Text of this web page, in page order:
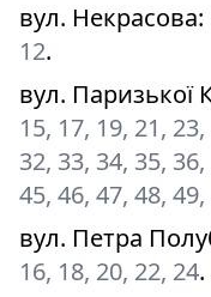
вул. Некрасова:
12.
вул. Паризької
15, 17, 19, 21,
32, 33, 34, 35,
45, 46, 47, 48,
вул. Петра
16, 18, 20, 22, 24.